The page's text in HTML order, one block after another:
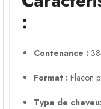
:
Contenance :
Format : Flacon
Type de